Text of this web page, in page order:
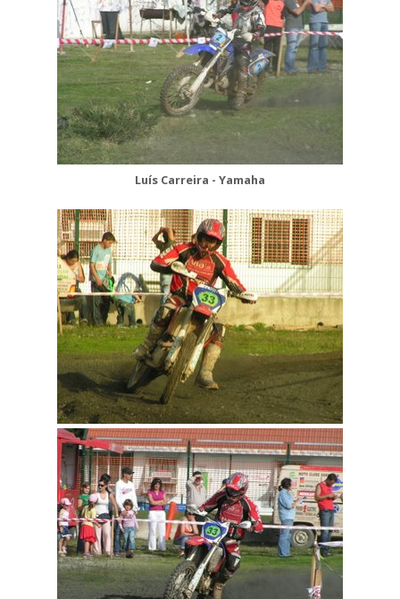
Luís Carreira - Yamaha